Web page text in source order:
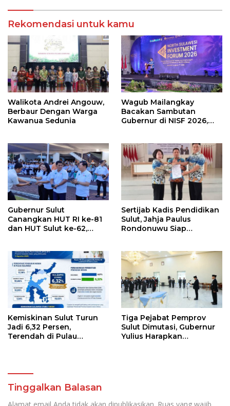
Rekomendasi untuk kamu
Walikota Andrei Angouw,
Berbaur Dengan Warga
Kawanua Sedunia
Wagub Mailangkay
Bacakan Sambutan
Gubernur di NISF 2026,
Kelapa ke Investor
Gubernur Sulut
Canangkan HUT RI ke-81
dan HUT Sulut ke-62,
Kendaraan
Sertijab Kadis Pendidikan
Sulut, Jahja Paulus
Rondonuwu Siap
Kemiskinan Sulut Turun
Jadi 6,32 Persen,
Terendah di Pulau
Tiga Pejabat Pemprov
Sulut Dimutasi, Gubernur
Yulius Harapkan
Tinggalkan Balasan